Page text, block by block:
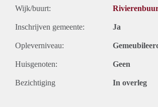
Wijk/buurt:
Inschrijven gemeente: Ja
Opleverniveau:
Huisgenoten: Geen
Bezichtiging In overleg